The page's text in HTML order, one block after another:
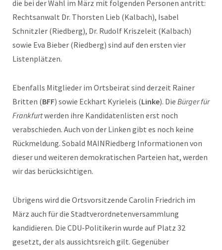
die bei der Wahl im März mit folgenden Personen antritt:
Rechtsanwalt Dr. Thorsten Lieb (Kalbach), Isabel
Schnitzler (Riedberg), Dr. Rudolf Kriszeleit (Kalbach)
sowie Eva Bieber (Riedberg) sind auf den ersten vier
Listenplätzen.
Ebenfalls Mitglieder im Ortsbeirat sind derzeit Rainer
Britten (BFF) sowie Eckhart Kyrieleis (Linke). Die Bürger für
Frankfurtwerden ihre Kandidatenlisten erst noch
verabschieden. Auch von der Linken gibt es noch keine
Rückmeldung. Sobald MAINRiedberg Informationen von
dieser und weiteren demokratischen Parteien hat, werden
wir das berücksichtigen.
Übrigens wird die Ortsvorsitzende Carolin Friedrich im
März auch für die Stadtverordnetenversammlung
kandidieren. Die CDU-Politikerin wurde auf Platz 32
gesetzt, der als aussichtsreich gilt. Gegenüber